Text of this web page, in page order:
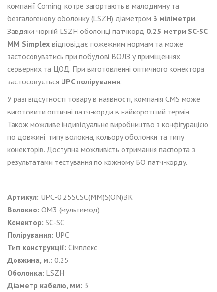
компанії Corning, котре загортають в малодимну та
безгалогенову оболонку (LSZH) діаметром 3 міліметри.
Завдяки чорній LSZH оболонці патчкорд 0.25 метри SC-SC
MM Simplex відповідає пожежним нормам та може
застосовуватись при побудові ВОЛЗ у приміщеннях
серверних та ЦОД. При виготовленні оптичного конектора
застосовується UPC полірування.
У разі відсутності товару в наявності, компанія CMS може
виготовити оптичні патч-корди в найкоротший термін.
Також можливе індивідуальне виробництво з конфігурацією
по довжині, типу волокна, кольору оболонки та типу
конекторів. Доступна можливість отримання паспорта з
результатами тестування по кожному ВО патч-корду.
Артикул: UPC-0.25SCSC(MM)S(ON)BK
Волокно: ОМ3 (мультимод)
Конектор: SC-SC
Полірування: UPC
Тип конструкції: Сімплекс
Довжина, м.: 0.25
Оболонка: LSZH
Діаметр кабелю, мм: 3